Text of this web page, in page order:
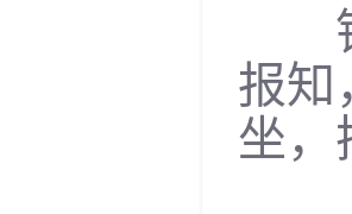
钱
报知
坐，